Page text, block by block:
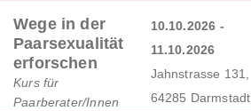
Wege in der
Paarsexualität
erforschen
Kurs für
Paarberater/Innen
10.10.2026 -
11.10.2026
Jahnstrasse 131,
64285 Darmstadt